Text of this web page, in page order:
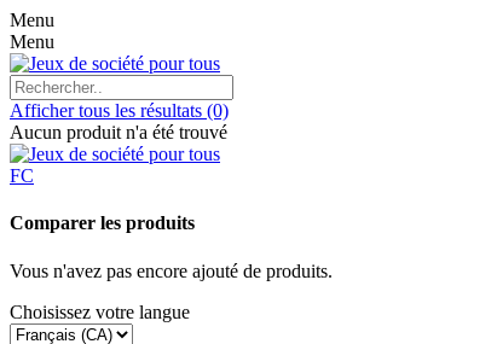
Menu
Menu
Afficher tous les résultats (0)
Aucun produit n'a été trouvé
FC
Comparer les produits
Vous n'avez pas encore ajouté de produits.
Choisissez votre langue